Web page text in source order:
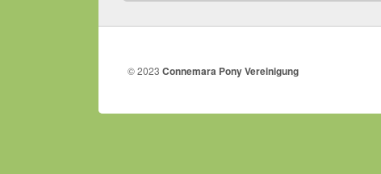
© 2023 Connemara Pony Vereinigung